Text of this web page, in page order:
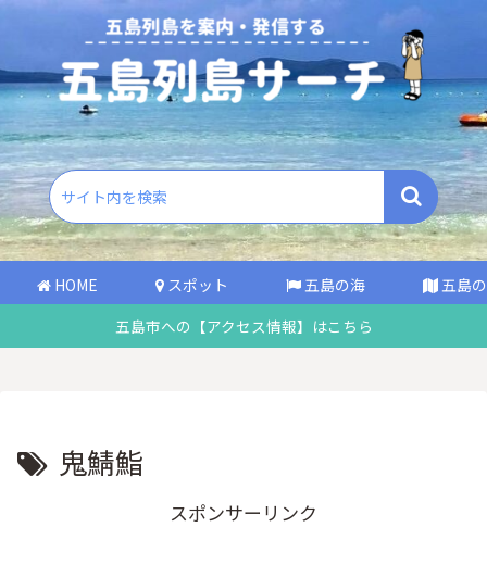
HOME スポット 五島の海
五島
五島市への【アクセス情報】はこちら
鬼鯖鮨
スポンサーリンク